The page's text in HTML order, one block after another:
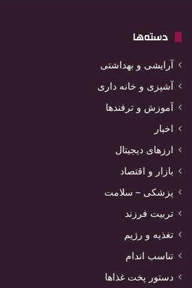
دسته‌ها
آرایشی و بهداشتی
آشپزی و خانه داری
آموزش و ترفندها
اخبار
ارزهای دیجیتال
بازار و اقتصاد
پزشکی – سلامت
تربیت فرزند
تغذیه و رژیم
تناسب اندام
دستور پخت غذاها